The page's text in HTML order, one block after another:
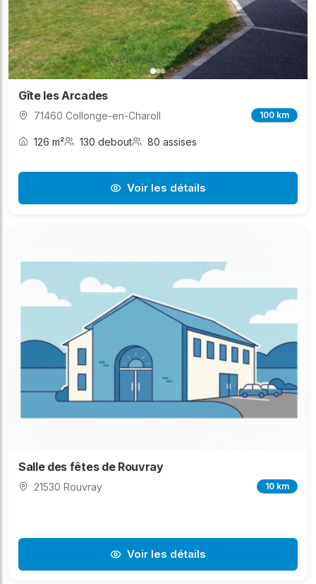
Gîte les Arcades
71460 Collonge-en-Charoll 100 km
126 m² 130 debout 80 assises
Voir les détails
Salle des fêtes de Rouvray
21530 Rouvray 10 km
Voir les détails